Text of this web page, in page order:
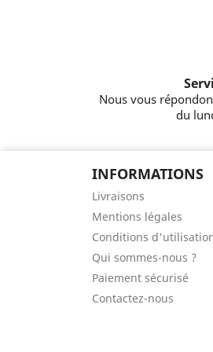
Nous vous
du
INFORMATIONS
Livraisons
Mentions légales
Conditions
Qui sommes-nous ?
Paiement sécurisé
Contactez-nous